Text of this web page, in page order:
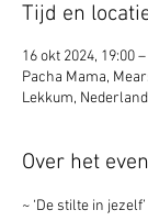
Tijd en
16 okt 2024, 19:00
Pacha Mama,
Lekkum, Nederland
Over het
~ ‘De stilte in